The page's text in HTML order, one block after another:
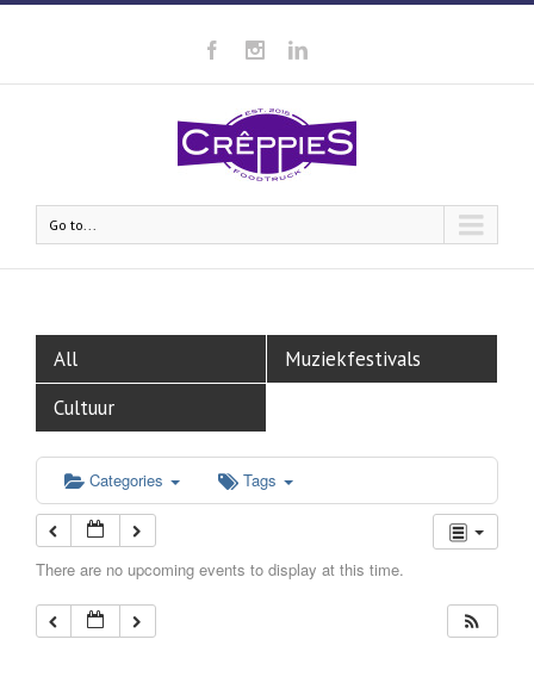
Go to...
All
Muziekfestivals
Cultuur
Categories Tags
There are no upcoming events to display at this time.